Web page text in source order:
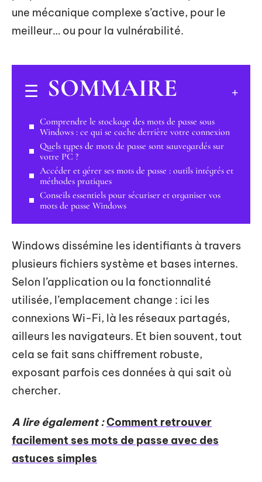
une mécanique complexe s’active, pour le
meilleur… ou pour la vulnérabilité.
SOMMAIRE
Comprendre le stockage des mots de passe sous
Windows : ce qui se cache derrière votre connexion
Quels types de mots de passe sont sauvegardés sur
votre PC ?
Accéder et gérer ses mots de passe : outils intégrés et
méthodes pratiques
Conseils essentiels pour sécuriser et organiser vos
mots de passe Windows
Windows dissémine les identifiants à travers
plusieurs fichiers système et bases internes.
Selon l’application ou la fonctionnalité
utilisée, l’emplacement change : ici les
connexions Wi-Fi, là les réseaux partagés,
ailleurs les navigateurs. Et bien souvent, tout
cela se fait sans chiffrement robuste,
exposant parfois ces données à qui sait où
chercher.
A lire également :Comment retrouver
facilement ses mots de passe avec des
astuces simples